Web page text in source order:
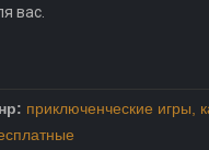
вас.
приключенческие игры